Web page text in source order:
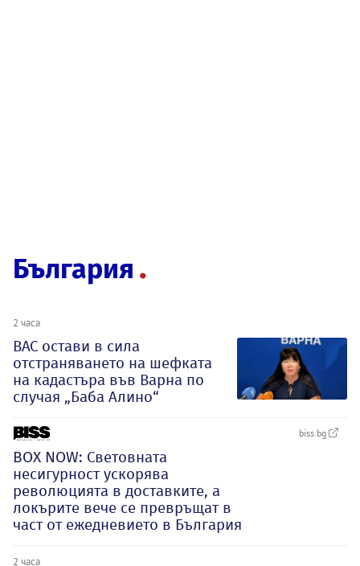
България
2 часа
ВАС остави в сила
отстраняването на шефката
на кадастъра във Варна по
случая „Баба Алино“
biss.bg
BOX NOW: Световната
несигурност ускорява
революцията в доставките, а
локърите вече се превръщат в
част от ежедневието в България
2 часа